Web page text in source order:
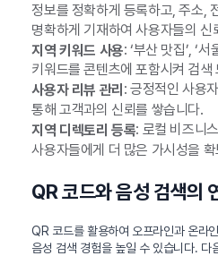
정보를 정확하게 등록하고, 주소,
명확하게 기재하여 사용자들의 신
지역 키워드 사용: ‘부산 맛집’, ‘
키워드를 콘텐츠에 포함시켜 검색
사용자 리뷰 관리 : 긍정적인 사용
통해 고객과의 신뢰를 쌓습니다.
지역 디렉토리 등록: 로컬 비즈니
사용자들에게 더 많은 가시성을
QR 코드와 음성 검색의
QR 코드를 활용하여 오프라인과 온라
음성 검색 경험을 높일 수 있습니다. 다